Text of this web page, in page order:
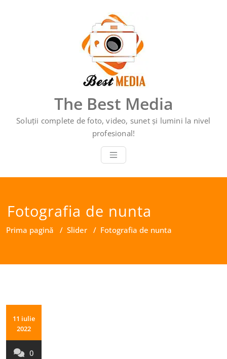
The Best Media
Soluții complete de foto, video, sunet și lumini la nivel
profesional!
Fotografia de nunta
Prima pagină / Slider / Fotografia de nunta
11 iulie
2022
0